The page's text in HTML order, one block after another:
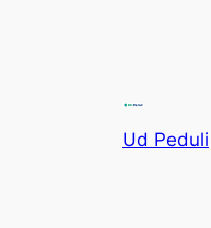
Ud Peduli